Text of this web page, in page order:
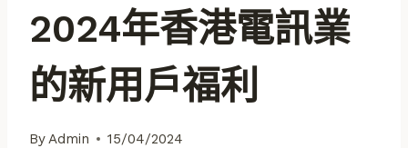
2024年香港電訊業
的新用戶福利
ByAdmin 15/04/2024